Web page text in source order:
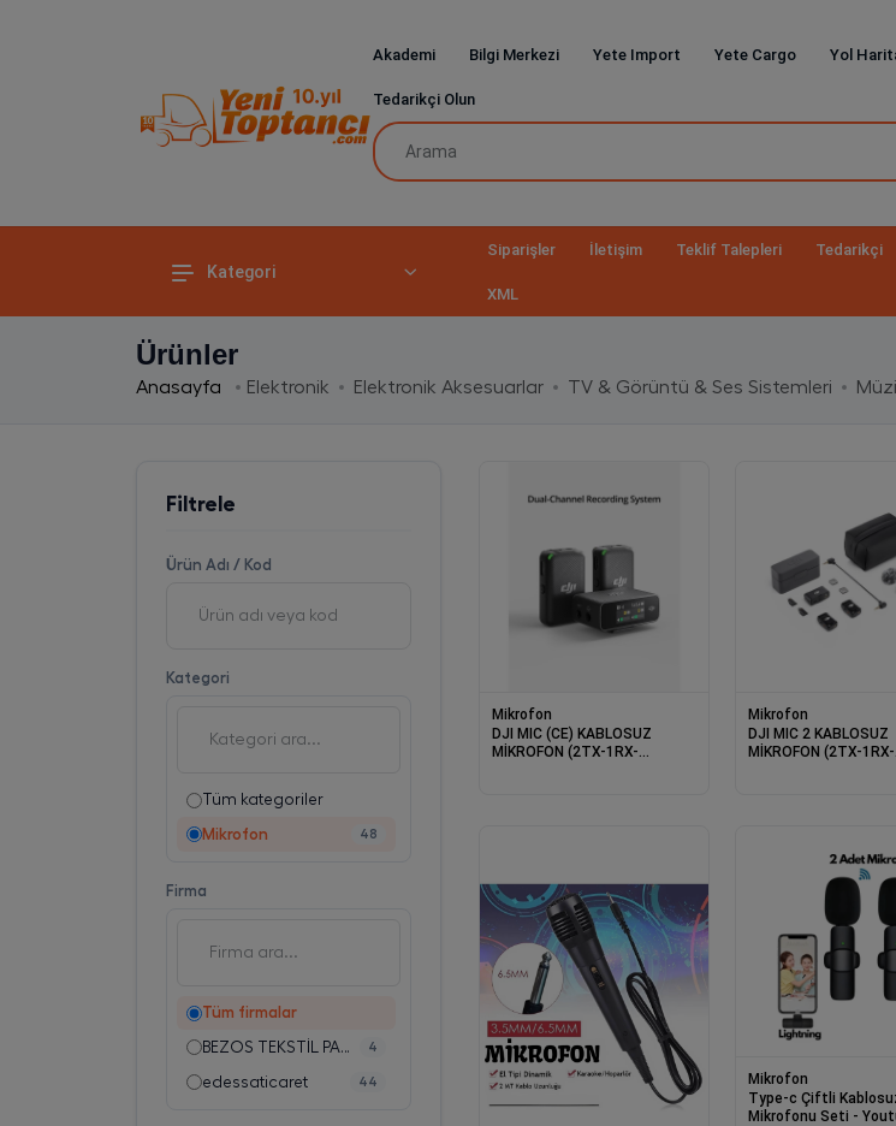
Akademi Bilgi Merkezi Yete Import Yete Cargo Yol
Tedarikçi Olun
Kategori
Siparişler İletişim Teklif Talepleri Tedarikçi
XML
Ürünler
Anasayfa Elektronik Elektronik Aksesuarlar TV & Görüntü & Ses Sistemleri
Filtrele
Ürün Adı / Kod
Kategori
Tüm kategoriler
Mikrofon 48
Firma
Tüm firmalar
4
edessaticaret 44
Mikrofon
DJI MIC (CE) KABLOSUZ
MİKROFON (2TX-1RX-
Mikrofon
DJI MIC 2 KABLOSUZ
MİKROFON (2TX-1RX-
Mikrofon
Type-c Çiftli
Mikrofonu Seti -